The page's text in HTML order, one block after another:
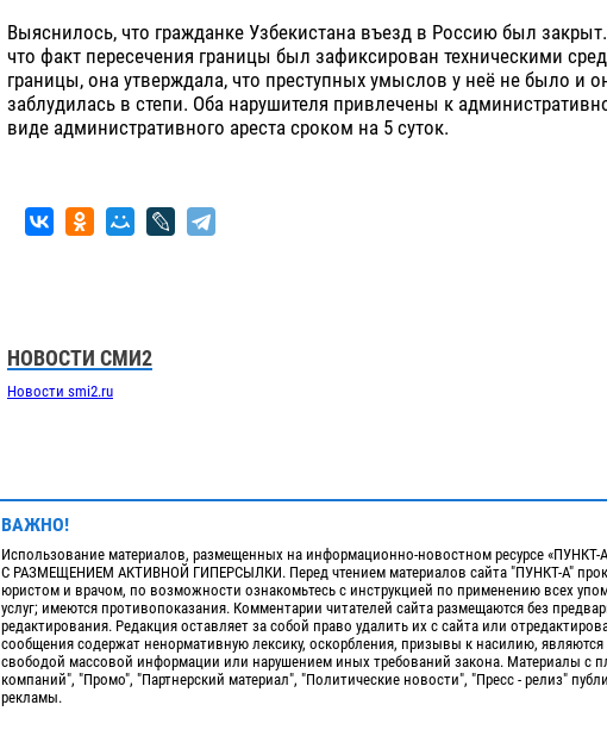
Выяснилось, что гражданке Узбекистана въезд в Россию был
что факт пересечения границы был зафиксирован техническими
границы, она утверждала, что преступных умыслов у неё не было и
заблудилась в степи. Оба нарушителя привлечены к
виде административного ареста сроком на 5 суток.
НОВОСТИ СМИ2
Новости smi2.ru
ВАЖНО!
Использование материалов, размещенных на информационно-новостном ресурсе «ПУНКТ-
С РАЗМЕЩЕНИЕМ АКТИВНОЙ ГИПЕРСЫЛКИ. Перед чтением материалов сайта "ПУНКТ-А"
юристом и врачом, по возможности ознакомьтесь с инструкцией по применению всех
услуг; имеются противопоказания. Комментарии читателей сайта размещаются без
редактирования. Редакция оставляет за собой право удалить их с сайта или
сообщения содержат ненормативную лексику, оскорбления, призывы к насилию, являются
свободой массовой информации или нарушением иных требований закона. Материалы с
компаний", "Промо", "Партнерский материал", "Политические новости", "Пресс - релиз"
рекламы.